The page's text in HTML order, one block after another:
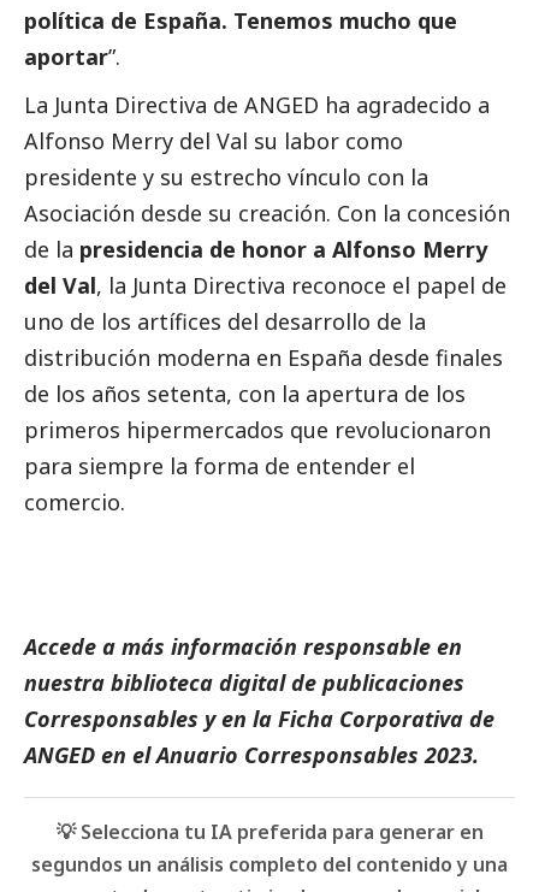
política de España. Tenemos mucho que
aportar”.
La Junta Directiva de ANGED ha agradecido a
Alfonso Merry del Val su labor como
presidente y su estrecho vínculo con la
Asociación desde su creación. Con la concesión
de la presidencia de honor a Alfonso Merry
del Val, la Junta Directiva reconoce el papel de
uno de los artífices del desarrollo de la
distribución moderna en España desde finales
de los años setenta, con la apertura de los
primeros hipermercados que revolucionaron
para siempre la forma de entender el
comercio.
Accede a más información responsable en
nuestra biblioteca digital de publicaciones
Corresponsables y en la Ficha Corporativa de
ANGED en elAnuario Corresponsables 2023.
💡 Selecciona tu IA preferida para generar en
segundos un análisis completo del contenido y una